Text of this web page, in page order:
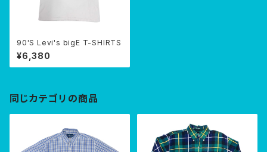
90'S Levi's bigE T-SHIRTS
¥6,380
同じカテゴリの商品